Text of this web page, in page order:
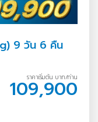
9 วัน 6 คืน
ราคาเริ่มต้น บาท/ท่าน
109,900